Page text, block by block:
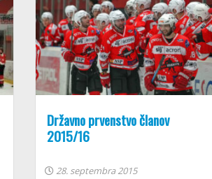
Državno prvenstvo članov
2015/16
28. septembra 2015